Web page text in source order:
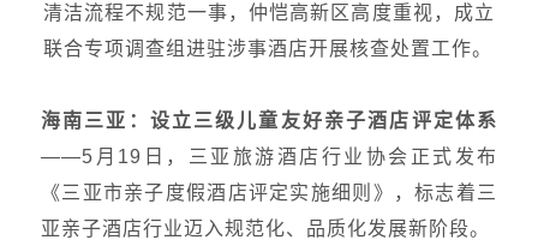
清洁流程不规范一事，仲恺高新区高度重视，成立
联合专项调查组进驻涉事酒店开展核查处置工作。
海南三亚：设立三级儿童友好亲子酒店评定体系
——5月19日，三亚旅游酒店行业协会正式发布
《三亚市亲子度假酒店评定实施细则》，标志着三
亚亲子酒店行业迈入规范化、品质化发展新阶段。